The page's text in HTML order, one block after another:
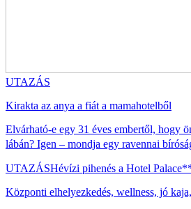
UTAZÁS
Kirakta az anya a fiát a mamahotelből
Elvárható-e egy 31 éves embertől, hogy
lábán? Igen – mondja egy ravennai
UTAZÁSHévízi pihenés a Hotel
Központi elhelyezkedés, wellness, jó